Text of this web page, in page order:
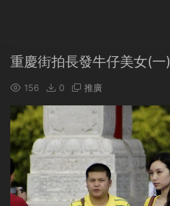
重慶街拍長發牛仔美女(一)
156 0 推廣